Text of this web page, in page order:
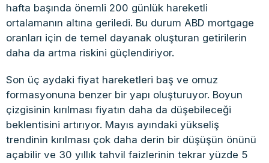
hafta başında önemli 200 günlük hareketli
ortalamanın altına geriledi. Bu durum ABD mortgage
oranları için de temel dayanak oluşturan getirilerin
daha da artma riskini güçlendiriyor.
Son üç aydaki fiyat hareketleri baş ve omuz
formasyonuna benzer bir yapı oluşturuyor. Boyun
çizgisinin kırılması fiyatın daha da düşebileceği
beklentisini artırıyor. Mayıs ayındaki yükseliş
trendinin kırılması çok daha derin bir düşüşün önünü
açabilir ve 30 yıllık tahvil faizlerinin tekrar yüzde 5